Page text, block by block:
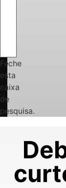
Feche
esta
caixa
de
pesquisa.